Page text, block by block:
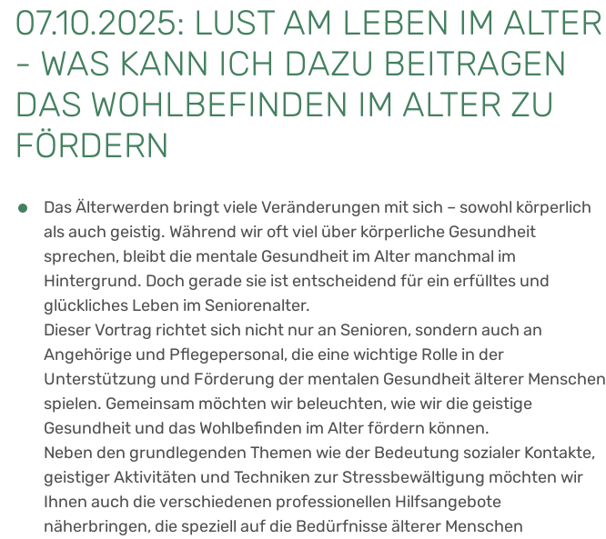
07.10.2025: LUST AM LEBEN IM ALTER
- WAS KANN ICH DAZU BEITRAGEN
DAS WOHLBEFINDEN IM ALTER ZU
FÖRDERN
Das Älterwerden bringt viele Veränderungen mit sich – sowohl körperlich
als auch geistig. Während wir oft viel über körperliche Gesundheit
sprechen, bleibt die mentale Gesundheit im Alter manchmal im
Hintergrund. Doch gerade sie ist entscheidend für ein erfülltes und
glückliches Leben im Seniorenalter.
Dieser Vortrag richtet sich nicht nur an Senioren, sondern auch an
Angehörige und Pflegepersonal, die eine wichtige Rolle in der
Unterstützung und Förderung der mentalen Gesundheit älterer Menschen
spielen. Gemeinsam möchten wir beleuchten, wie wir die geistige
Gesundheit und das Wohlbefinden im Alter fördern können.
Neben den grundlegenden Themen wie der Bedeutung sozialer Kontakte,
geistiger Aktivitäten und Techniken zur Stressbewältigung möchten wir
Ihnen auch die verschiedenen professionellen Hilfsangebote
näherbringen, die speziell auf die Bedürfnisse älterer Menschen